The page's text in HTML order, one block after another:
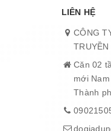
LIÊN HỆ
CÔNG
Căn 02
mới Nam
Thành